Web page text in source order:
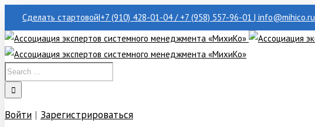
Сделать стартовой|+7 (910) 428-01-04 / +7 (958) 557-96-01 | info@mihico.ru
Войти | Зарегистрироваться